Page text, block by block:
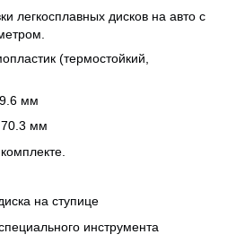
легкосплавных дисков на авто с
(термостойкий,
мм
70.3 мм
на ступице
инструмента